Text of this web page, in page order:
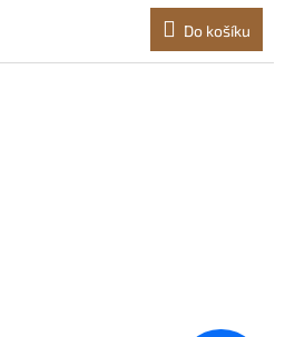
Do košíku